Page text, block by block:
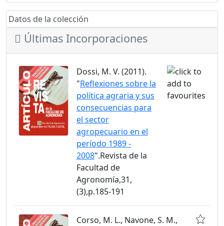
Datos de la colección
Últimas Incorporaciones
Dossi, M. V. (2011).
"Reflexiones sobre la
política agraria y sus
consecuencias para
el sector
agropecuario en el
período 1989 -
2008".Revista de la
Facultad de
Agronomía,31,
(3),p.185-191
Corso, M. L., Navone, S. M.,